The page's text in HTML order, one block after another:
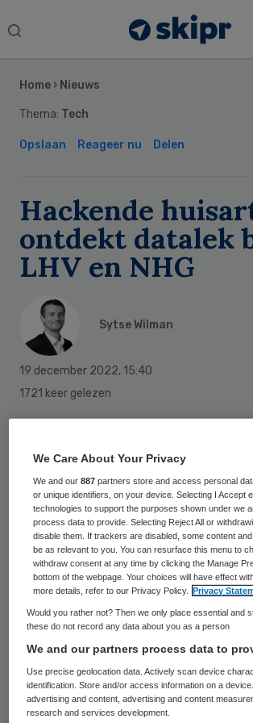
Search
Home › Nieuws
Thema: Tech
Opslaan Reageer nu Delen
Hackende
ontdekt datalek
LHV en NHG
Sytse Wilman
19 december 2022, 15:40
1721 keer gelezen
gegevens van 15 duizend
drie jaar lang open gestaan.
hackende huisarts vond een
beveiliging bij de Landelijke
Vereniging (LHV) en het
Huisartsen Genootschap (NHG).
Huisarts Jonathan Bouman
plek aan toen hij wilde inloggen
Huisartsen Vereniging (LHV).
toegang te krijgen tot het
Sidebar
We Care About Your Privacy
We and our887 partners store and access personal
or unique identifiers, on your device. Selecting I Accept
technologies to support the purposes shown under we
process data to provide. Selecting Reject All or
disable them. If trackers are disabled, some content
be as relevant to you. You can resurface this menu to
withdraw consent at any time by clicking the Manage
bottom of the webpage. Your choices will have effect
more details, refer to our Privacy Policy.
Privacy
Would you rather not? Then we only place essential and
these do not record any data about you as a person
We and our partners process data to
Use precise geolocation data. Actively scan device
identification. Store and/or access information on a
advertising and content, advertising and content
research and services development.